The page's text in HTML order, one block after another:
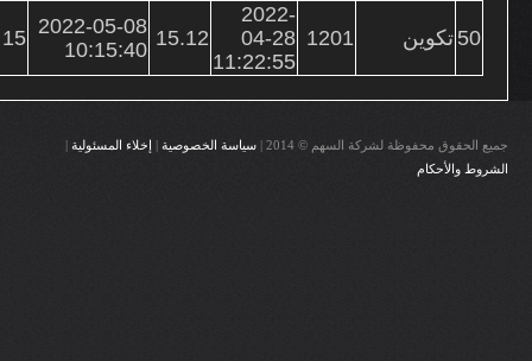
50 تكوين 1201
2022-
04-28
11:22:55
15.12
2022-05-08
10:15:40
15
جميع الحقوق محفوظة لشركة السهم © 2014 | سياسة الخصوصية | إخلاء المسئولية |
الشروط والأحكام